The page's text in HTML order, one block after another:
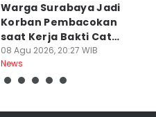
Warga Surabaya Jadi
Korban Pembacokan
saat Kerja Bakti Cat
Gapura
08 Agu 2026, 20:27 WIB
News